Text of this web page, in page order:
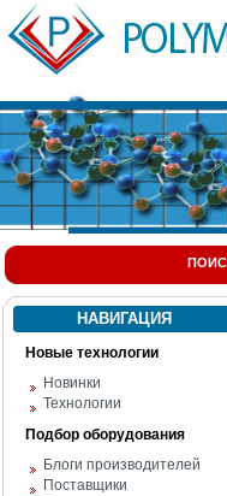
НАВИГАЦИЯ
Новые технологии
Новинки
Технологии
Подбор оборудования
Блоги производителей
Поставщики